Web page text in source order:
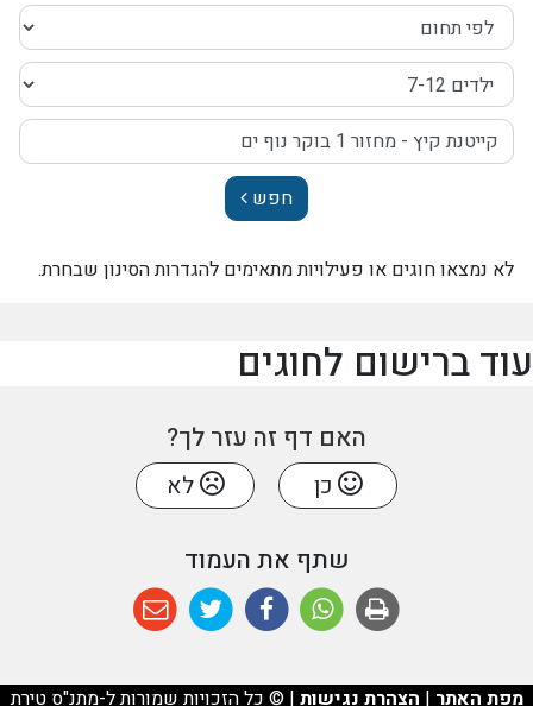
חפש
לא נמצאו חוגים או פעילויות מתאימים להגדרות הסינון שבחרת.
עוד ברישום לחוגים
האם דף זה עזר לך?
כן לא
שתף את העמוד
מפת האתר | הצהרת נגישות | © כל הזכויות שמורות ל-מתנ"ס טירת